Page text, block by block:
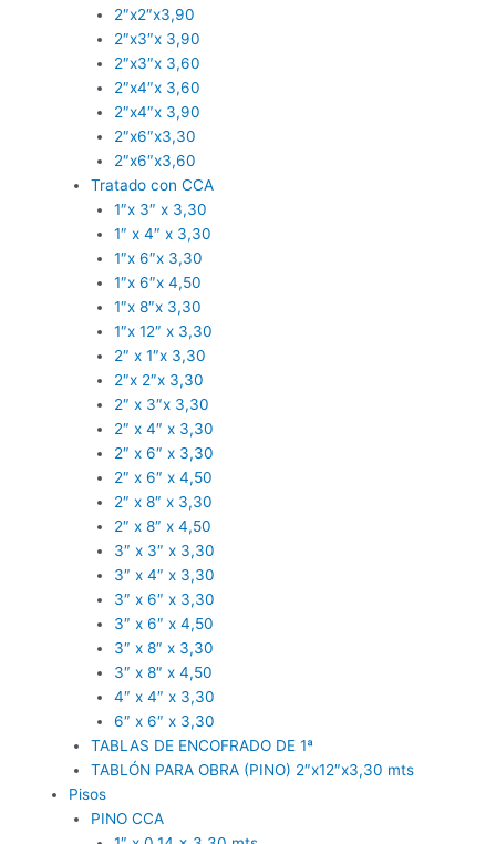
2″x2″x3,90
2″x3″x 3,90
2″x3″x 3,60
2″x4″x 3,60
2″x4″x 3,90
2″x6″x3,30
2″x6″x3,60
Tratado con CCA
1″x 3″ x 3,30
1″ x 4″ x 3,30
1″x 6″x 3,30
1″x 6″x 4,50
1″x 8″x 3,30
1″x 12″ x 3,30
2″ x 1″x 3,30
2″x 2″x 3,30
2″ x 3″x 3,30
2″ x 4″ x 3,30
2″ x 6″ x 3,30
2″ x 6″ x 4,50
2″ x 8″ x 3,30
2″ x 8″ x 4,50
3″ x 3″ x 3,30
3″ x 4″ x 3,30
3″ x 6″ x 3,30
3″ x 6″ x 4,50
3″ x 8″ x 3,30
3″ x 8″ x 4,50
4″ x 4″ x 3,30
6″ x 6″ x 3,30
TABLAS DE ENCOFRADO DE 1ª
TABLÓN PARA OBRA (PINO) 2″x12″x3,30 mts
Pisos
PINO CCA